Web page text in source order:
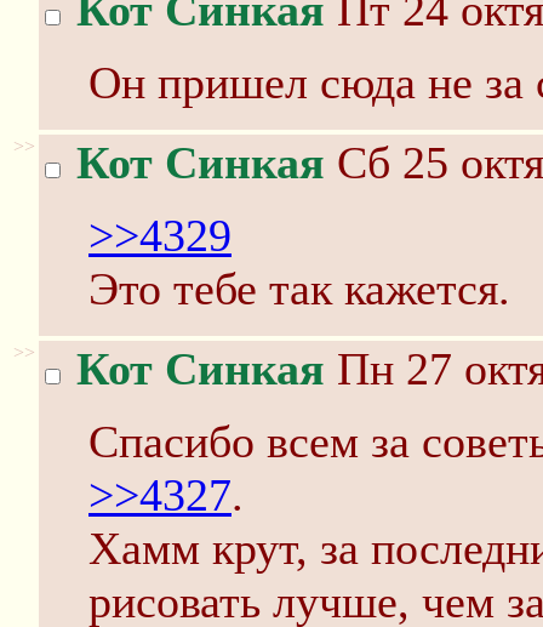
Он пришел сюда не за
>> Кот Синкая Сб 25
>>4329
Это тебе так кажется.
>> Кот Синкая Пн 27
Спасибо всем за
>>4327.
Хамм крут, за
рисовать лучше, чем